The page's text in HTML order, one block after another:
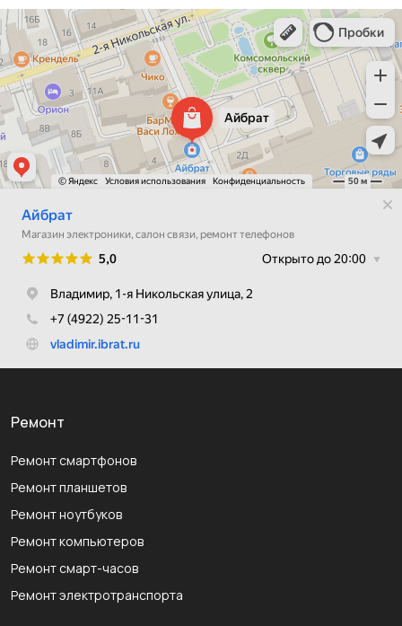
Ремонт
Ремонт смартфонов
Ремонт планшетов
Ремонт ноутбуков
Ремонт компьютеров
Ремонт смарт-часов
Ремонт электротранспорта